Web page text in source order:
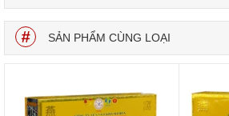
SẢN PHẨM CÙNG LOẠI